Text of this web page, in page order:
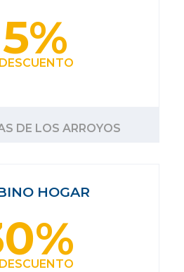
DE LOS ARROYOS
HOGAR